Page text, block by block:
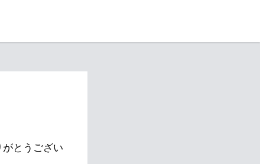
とうござい